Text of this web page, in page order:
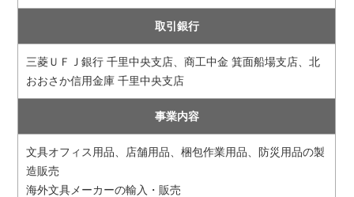
取引銀行
三菱ＵＦＪ銀行 千里中央支店、商工中金 箕面船場支店、北
おおさか信用金庫 千里中央支店
事業内容
文具オフィス用品、店舗用品、梱包作業用品、防災用品の製
造販売
海外文具メーカーの輸入・販売